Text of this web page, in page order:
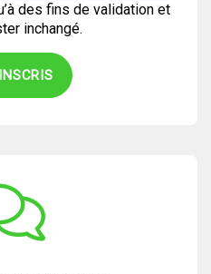
des fins de validation et
inchangé.